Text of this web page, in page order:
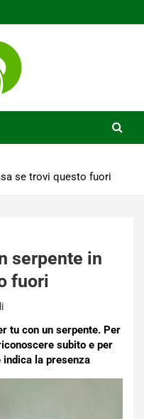
se trovi questo fuori
serpente in
fuori
tu con un serpente. Per
subito e per
la presenza